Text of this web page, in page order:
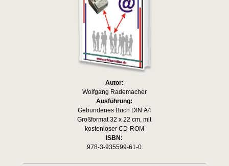
Autor:
Wolfgang Rademacher
Ausführung:
Gebundenes Buch DIN A4
Großformat 32 x 22 cm, mit
kostenloser CD-ROM
ISBN:
978-3-935599-61-0